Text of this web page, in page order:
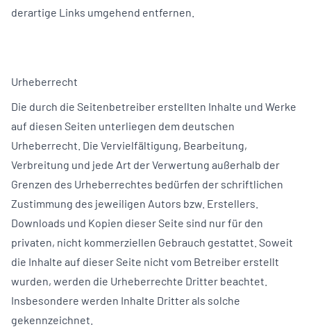
derartige Links umgehend entfernen.
Urheberrecht
Die durch die Seitenbetreiber erstellten Inhalte und Werke
auf diesen Seiten unterliegen dem deutschen
Urheberrecht. Die Vervielfältigung, Bearbeitung,
Verbreitung und jede Art der Verwertung außerhalb der
Grenzen des Urheberrechtes bedürfen der schriftlichen
Zustimmung des jeweiligen Autors bzw. Erstellers.
Downloads und Kopien dieser Seite sind nur für den
privaten, nicht kommerziellen Gebrauch gestattet. Soweit
die Inhalte auf dieser Seite nicht vom Betreiber erstellt
wurden, werden die Urheberrechte Dritter beachtet.
Insbesondere werden Inhalte Dritter als solche
gekennzeichnet.